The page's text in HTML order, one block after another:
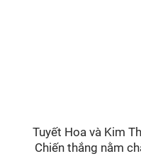
Tuyết Hoa và Kim
Chiến thắng nằm